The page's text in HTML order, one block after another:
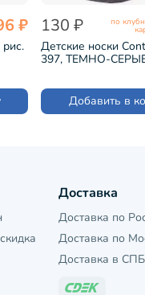
₽ 130 ₽ по
Детские носки
397, ТЕМНО-
Добавить в
Доставка
Доставка по
Доставка по
Доставка в СПБ